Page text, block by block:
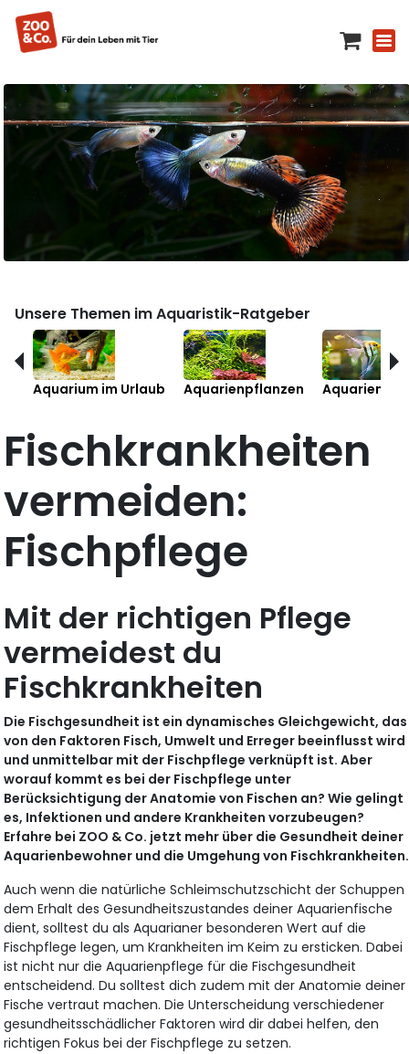
Unsere Themen im Aquaristik-Ratgeber
Aquarium im Urlaub Aquarienpflanzen
Fischkrankheiten
vermeiden:
Fischpflege
Mit der richtigen Pflege
vermeidest du
Fischkrankheiten
Die Fischgesundheit ist ein dynamisches Gleichgewicht, das
von den Faktoren Fisch, Umwelt und Erreger beeinflusst wird
und unmittelbar mit der Fischpflege verknüpft ist. Aber
worauf kommt es bei der Fischpflege unter
Berücksichtigung der Anatomie von Fischen an? Wie gelingt
es, Infektionen und andere Krankheiten vorzubeugen?
Erfahre bei ZOO & Co. jetzt mehr über die Gesundheit deiner
Aquarienbewohner und die Umgehung von Fischkrankheiten.
Auch wenn die natürliche Schleimschutzschicht der Schuppen
dem Erhalt des Gesundheitszustandes deiner Aquarienfische
dient, solltest du als Aquarianer besonderen Wert auf die
Fischpflege legen, um Krankheiten im Keim zu ersticken. Dabei
ist nicht nur die Aquarienpflege für die Fischgesundheit
entscheidend. Du solltest dich zudem mit der Anatomie deiner
Fische vertraut machen. Die Unterscheidung verschiedener
gesundheitsschädlicher Faktoren wird dir dabei helfen, den
richtigen Fokus bei der Fischpflege zu setzen.